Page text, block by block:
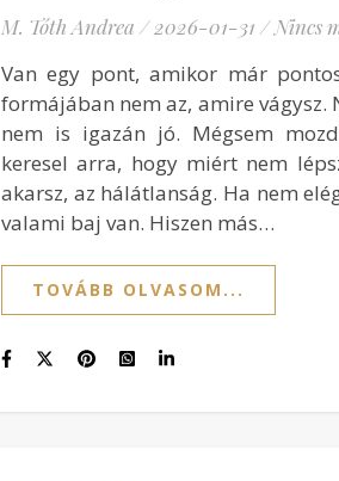
M. Tóth Andrea / 2026-01-31 / Nincs
Van egy pont, amikor már
formájában nem az, amire vágysz.
nem is igazán jó. Mégsem
keresel arra, hogy miért nem
akarsz, az hálátlanság. Ha nem
valami baj van. Hiszen más…
TOVÁBB OLVASOM...